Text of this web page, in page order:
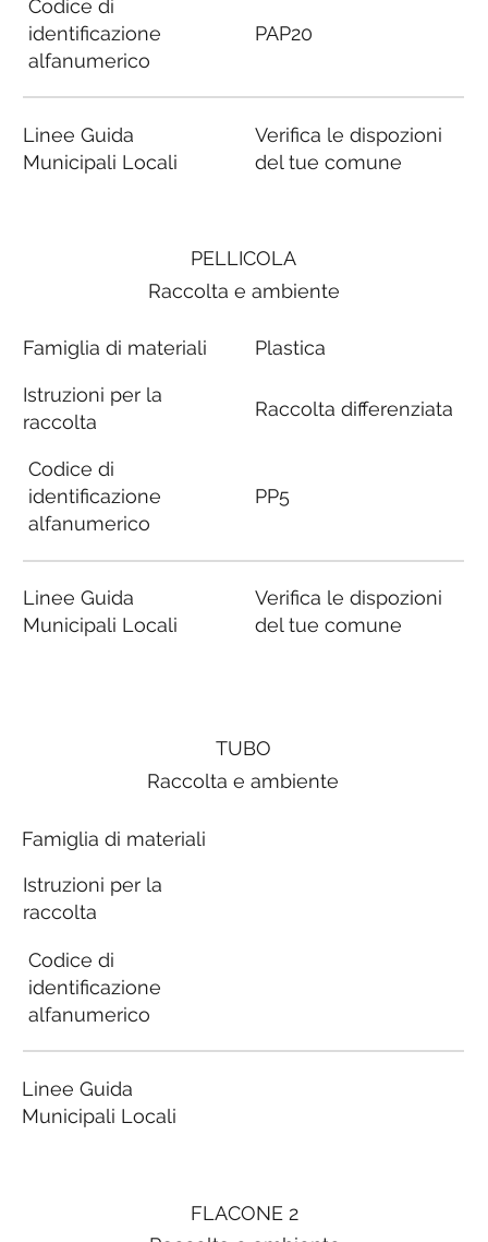
PELLICOLA
Raccolta e ambiente
Famiglia di materiali
Istruzioni per la
raccolta
Codice di
identificazione
alfanumerico
Linee Guida
Municipali Locali
Plastica
Raccolta differenziata
PP5
Verifica le dispozioni
del tue comune
FLACONE 2
Codice di
identificazione
alfanumerico
Linee Guida
Municipali Locali
PAP20
Verifica le dispozioni
del tue comune
TUBO
Raccolta e ambiente
Famiglia di materiali
Istruzioni per la
raccolta
Codice di
identificazione
alfanumerico
Linee Guida
Municipali Locali